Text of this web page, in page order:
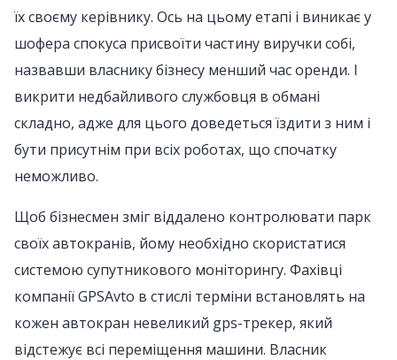
їх своєму керівнику. Ось на цьому етапі і виникає у
шофера спокуса присвоїти частину виручки собі,
назвавши власнику бізнесу менший час оренди. І
викрити недбайливого службовця в обмані
складно, адже для цього доведеться їздити з ним і
бути присутнім при всіх роботах, що спочатку
неможливо.
Щоб бізнесмен зміг віддалено контролювати парк
своїх автокранів, йому необхідно скористатися
системою супутникового моніторингу. Фахівці
компанії GPSAvto в стислі терміни встановлять на
кожен автокран невеликий gps-трекер, який
відстежує всі переміщення машини. Власник